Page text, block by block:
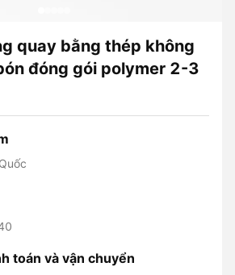
quay bằng thép không
đóng gói polymer 2-3
toán và vận chuyển